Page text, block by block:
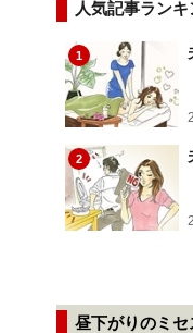
人気記事ランキ
1
2
昼下がりのミセ